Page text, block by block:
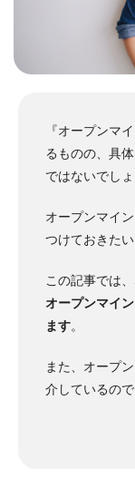
『オープンマ
るものの、具
ではないでし
オープンマイ
つけておきた
この記事では、
オープンマイ
ます。
また、オープ
介しているの